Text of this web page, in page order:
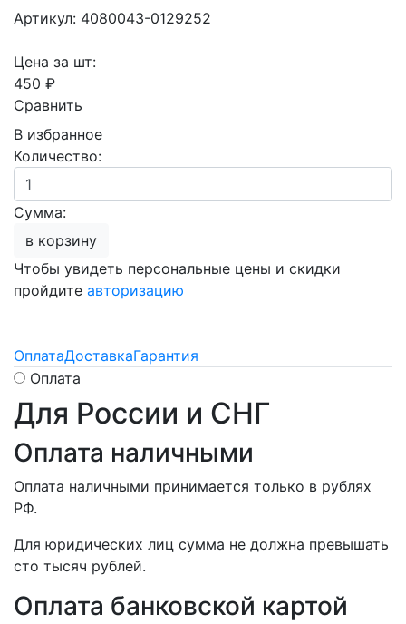
Артикул: 4080043-0129252
Цена за шт:
450 ₽
Сравнить
В избранное
Количество:
Сумма:
в корзину
Чтобы увидеть персональные цены и скидки
пройдите авторизацию
ОплатаДоставкаГарантия
Оплата
Для России и СНГ
Оплата наличными
Оплата наличными принимается только в рублях
РФ.
Для юридических лиц сумма не должна превышать
сто тысяч рублей.
Оплата банковской картой